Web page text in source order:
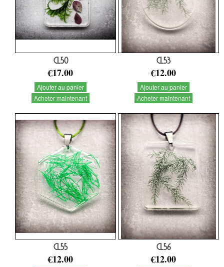
CL50
€17.00
Ajouter au panier
Acheter maintenant
CL53
€12.00
Ajouter au panier
Acheter maintenant
CL55
€12.00
CL56
€12.00